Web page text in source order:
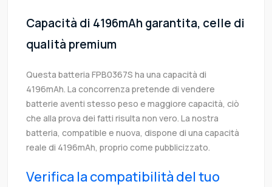
Capacità di 4196mAh garantita, celle di
qualità premium
Questa batteria FPB0367S ha una capacità di
4196mAh. La concorrenza pretende di vendere
batterie aventi stesso peso e maggiore capacità, ciò
che alla prova dei fatti risulta non vero. La nostra
batteria, compatible e nuova, dispone di una capacità
reale di 4196mAh, proprio come pubblicizzato.
Verifica la compatibilità del tuo